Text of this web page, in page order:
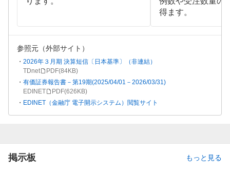
得ます。
参照元（外部サイト）
2026年３月期 決算短信〔日本基準〕（非連結）
TDnet
PDF(84KB)
有価証券報告書－第19期(2025/04/01－2026/03/31)
EDINET
PDF(626KB)
EDINET（金融庁 電子開示システム）閲覧サイト
掲示板 もっと見る